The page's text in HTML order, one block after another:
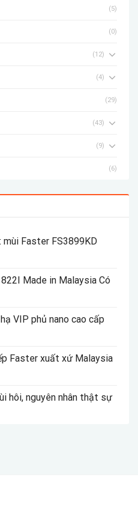
(5)
(0)
(12)
(4)
(29)
(43)
(9)
(6)
mùi Faster FS3899KD
Made in Malaysia Có
VIP phủ nano cao cấp
Faster xuất xứ Malaysia
hôi, nguyên nhân thật sự